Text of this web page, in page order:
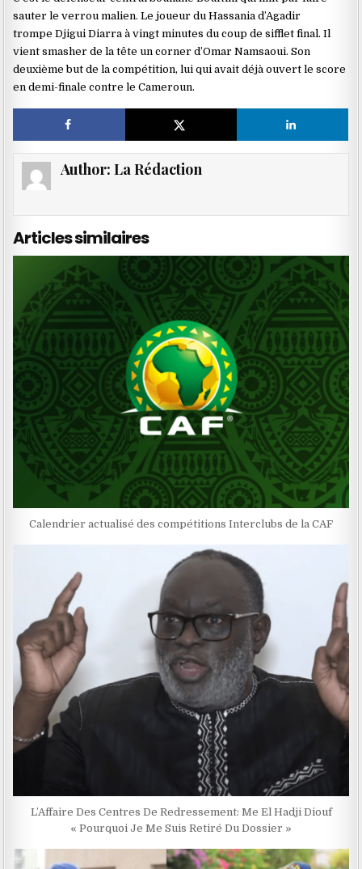
sauter le verrou malien. Le joueur du Hassania d’Agadir
trompe Djigui Diarra à vingt minutes du coup de sifflet final. Il
vient smasher de la tête un corner d’Omar Namsaoui. Son
deuxième but de la compétition, lui qui avait déjà ouvert le score
en demi-finale contre le Cameroun.
Author: La Rédaction
Articles similaires
Calendrier actualisé des compétitions Interclubs de la CAF
L’Affaire Des Centres De Redressement: Me El Hadji Diouf
« Pourquoi Je Me Suis Retiré Du Dossier »